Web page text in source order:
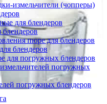
измельчители (чопперы)
для блендеров
пюре для блендеров
блендеров
для погружных блендеров
погружных
погружных блендеров